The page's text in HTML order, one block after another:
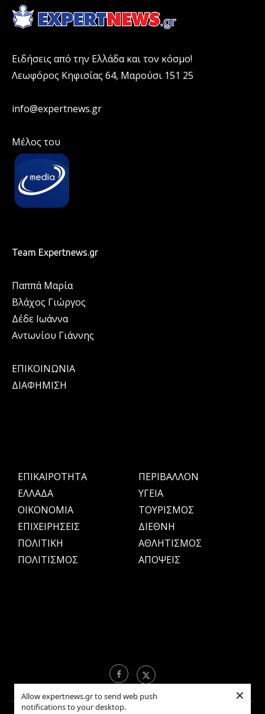
Allow expertnews.gr to send web push
notifications to your desktop.
×
Ειδήσεις από την Ελλάδα και τον κόσμο!
Λεωφόρος Κηφισίας 64, Μαρούσι 151 25
info@expertnews.gr
Μέλος του
Team Expertnews.gr
Παππά Μαρία
Βλάχος Γιώργος
Δέδε Ιωάννα
Αντωνίου Γιάννης
ΕΠΙΚΟΙΝΩΝΙΑ
ΔΙΑΦΗΜΙΣΗ
ΕΠΙΚΑΙΡΟΤΗΤΑ
ΕΛΛΑΔΑ
OIKONOMIA
ΕΠΙΧΕΙΡΗΣΕΙΣ
ΠΟΛΙΤΙΚΗ
ΠΟΛΙΤΙΣΜΟΣ
ΠΕΡΙΒΑΛΛΟΝ
ΥΓΕΙΑ
ΤΟΥΡΙΣΜΟΣ
ΔΙΕΘΝΗ
ΑΘΛΗΤΙΣΜΟΣ
ΑΠΟΨΕΙΣ